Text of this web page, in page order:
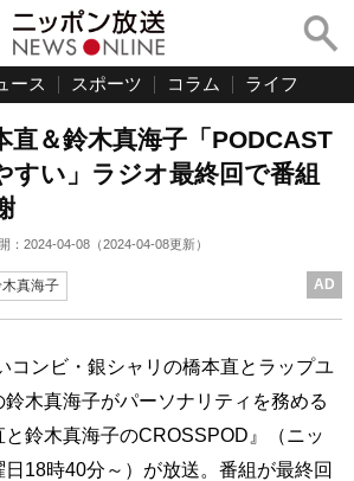
ース スポーツ コラム ライフ
直＆鈴木真海子「PODCAST
すい」ラジオ最終回で番組
： 2024-04-08 （2024-04-08更新）
木真海子 AD
コンビ・銀シャリの橋本直とラップユ
木真海子がパーソナリティを務める
鈴木真海子のCROSSPOD』（ニッ
18時40分～）が放送。番組が最終回